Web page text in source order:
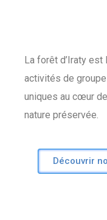
La forêt d’Iraty
activités de
uniques au cœur
nature préservée.
Découvrir